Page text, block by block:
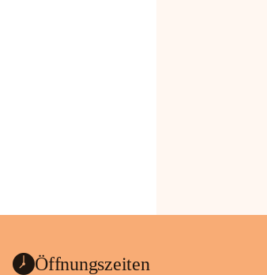
Öffnungszeiten